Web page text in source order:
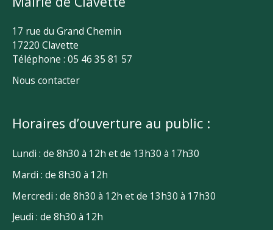
17 rue du Grand Chemin
17220 Clavette
Téléphone : 05 46 35 81 57
Nous contacter
Horaires d’ouverture au public :
Lundi : de 8h30 à 12h et de 13h30 à 17h30
Mardi : de 8h30 à 12h
Mercredi : de 8h30 à 12h et de 13h30 à 17h30
Jeudi : de 8h30 à 12h